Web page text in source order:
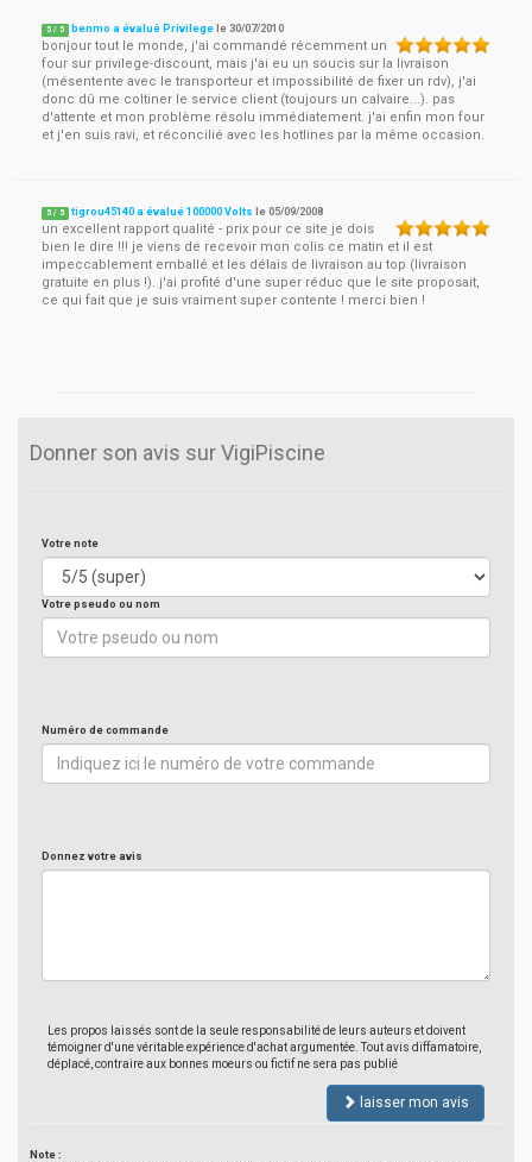
5 / 5 benmo a évalué Privilege le30/07/2010
bonjour tout le monde, j'ai commandé récemment un
four sur privilege-discount, mais j'ai eu un soucis sur la livraison
(mésentente avec le transporteur et impossibilité de fixer un rdv), j'ai
donc dû me coltiner le service client (toujours un calvaire...). pas
d'attente et mon problème résolu immédiatement. j'ai enfin mon four
et j'en suis ravi, et réconcilié avec les hotlines par la même occasion.
5 / 5 tigrou45140 a évalué 100000 Volts le05/09/2008
un excellent rapport qualité - prix pour ce site je dois
bien le dire !!! je viens de recevoir mon colis ce matin et il est
impeccablement emballé et les délais de livraison au top (livraison
gratuite en plus !). j'ai profité d'une super réduc que le site proposait,
ce qui fait que je suis vraiment super contente ! merci bien !
Donner son avis sur VigiPiscine
Votre note
Votre pseudo ou nom
Numéro de commande
Donnez votre avis
Les propos laissés sont de la seule responsabilité de leurs auteurs et doivent
témoigner d'une véritable expérience d'achat argumentée. Tout avis diffamatoire,
déplacé, contraire aux bonnes moeurs ou fictif ne sera pas publié
laisser mon avis
Note :